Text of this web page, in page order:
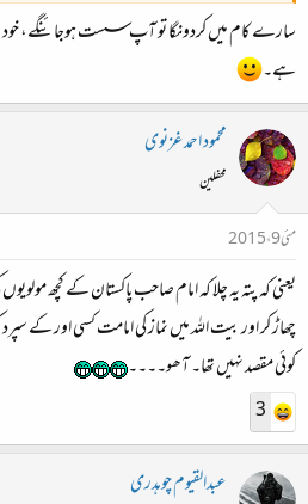
سارے کام میں کردونگا تو آپ سست ہوجائنگے، خود
ہے۔
محمود احمد غزنوی
محفلین
مئی 9، 2015
یعنی کہ پتہ یہ چلا کہ امام صاحب پاکستان کے کچھ
چھاڑ کر اور بیت اللہ میں نماز کی امامت کسی اور کے
کوئی مقصد نہیں تھا۔ آھو۔۔۔۔
3
عبدالقیوم چوہدری